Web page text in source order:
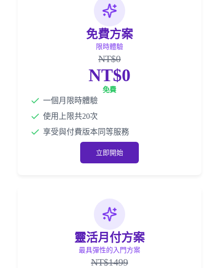
免費方案
限時體驗
NT$0
NT$0
免費
一個月限時體驗
使用上限共20次
享受與付費版本同等服務
立即開始
靈活月付方案
最具彈性的入門方案
NT$1499